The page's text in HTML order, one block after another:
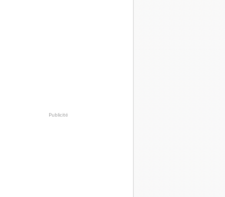
Publicité